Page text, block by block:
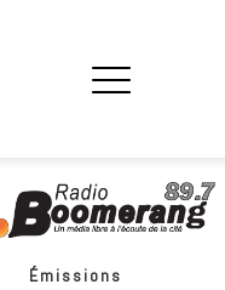
Émissions